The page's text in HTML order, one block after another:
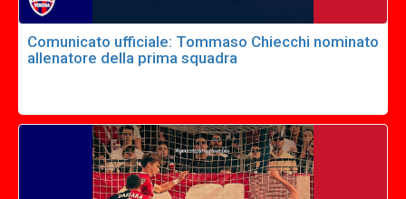
Comunicato ufficiale: Tommaso Chiecchi nominato
allenatore della prima squadra